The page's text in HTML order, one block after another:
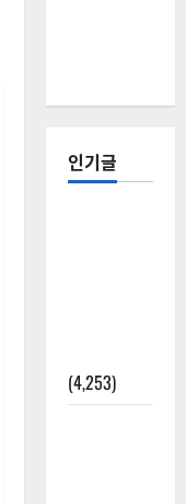
인기글
(4,253)